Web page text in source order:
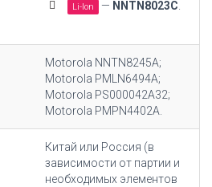
Li-Ion — NNTN8023C.
Motorola NNTN8245A;
Motorola PMLN6494A;
Motorola PS000042A32;
Motorola PMPN4402A.
Китай или Россия (в
зависимости от партии и
необходимых элементов